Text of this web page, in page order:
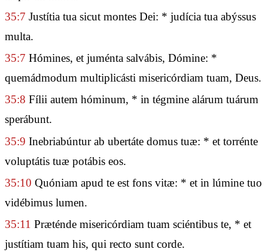
35:7 Justítia tua sicut montes Dei: * judícia tua abýssus
multa.
35:7 Hómines, et juménta salvábis, Dómine: *
quemádmodum multiplicásti misericórdiam tuam, Deus.
35:8 Fílii autem hóminum, * in tégmine alárum tuárum
sperábunt.
35:9 Inebriabúntur ab ubertáte domus tuæ: * et torrénte
voluptátis tuæ potábis eos.
35:10 Quóniam apud te est fons vitæ: * et in lúmine tuo
vidébimus lumen.
35:11 Præténde misericórdiam tuam sciéntibus te, * et
justítiam tuam his, qui recto sunt corde.